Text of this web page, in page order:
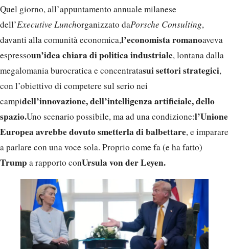
Quel giorno, all’appuntamento annuale milanese
dell’Executive Lunchorganizzato daPorsche Consulting,
davanti alla comunità economica,l’economista romanoaveva
espressoun’idea chiara di politica industriale, lontana dalla
megalomania burocratica e concentratasui settori strategici,
con l’obiettivo di competere sul serio nei
campidell’innovazione, dell’intelligenza artificiale, dello
spazio.Uno scenario possibile, ma ad una condizione:l’Unione
Europea avrebbe dovuto smetterla di balbettare, e imparare
a parlare con una voce sola. Proprio come fa (e ha fatto)
Trump a rapporto conUrsula von der Leyen.